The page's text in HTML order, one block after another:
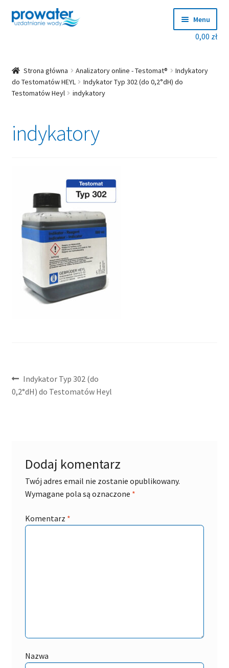
Przejdź
do
Przejdź
do
Menu
Rozwiń
Producenci
Rozwiń
Dobierz zmiękczacz!
Blog
0,00 zł
Strona główna Analizatory online - Testomat®
Indykatory
do Testomatów HEYL
Indykator Typ 302 (do 0,2°dH) do
Testomatów Heyl
indykatory
indykatory
Nawigacja
wpisu
Poprzedni
wpis:
Indykator Typ 302 (do
0,2°dH) do Testomatów Heyl
Dodaj komentarz
Twój adres email nie zostanie opublikowany.
Wymagane pola są oznaczone *
Komentarz *
Nazwa